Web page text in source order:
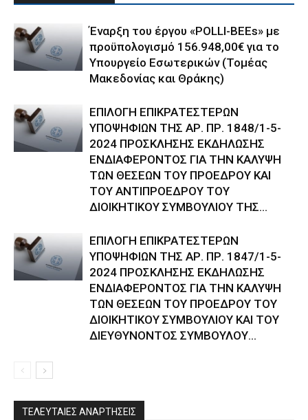
Έναρξη του έργου «POLLI-BEEs» με
προϋπολογισμό 156.948,00€ για το
Υπουργείο Εσωτερικών (Τομέας
Μακεδονίας και Θράκης)
ΕΠΙΛΟΓΗ ΕΠΙΚΡΑΤΕΣΤΕΡΩΝ
ΥΠΟΨΗΦΙΩΝ ΤΗΣ ΑΡ. ΠΡ. 1848/1-5-
2024 ΠΡΟΣΚΛΗΣΗΣ ΕΚΔΗΛΩΣΗΣ
ΕΝΔΙΑΦΕΡΟΝΤΟΣ ΓΙΑ ΤΗΝ ΚΑΛΥΨΗ
ΤΩΝ ΘΕΣΕΩΝ ΤΟΥ ΠΡΟΕΔΡΟΥ ΚΑΙ
ΤΟΥ ΑΝΤΙΠΡΟΕΔΡΟΥ ΤΟΥ
ΔΙΟΙΚΗΤΙΚΟΥ ΣΥΜΒΟΥΛΙΟΥ ΤΗΣ...
ΕΠΙΛΟΓΗ ΕΠΙΚΡΑΤΕΣΤΕΡΩΝ
ΥΠΟΨΗΦΙΩΝ ΤΗΣ ΑΡ. ΠΡ. 1847/1-5-
2024 ΠΡΟΣΚΛΗΣΗΣ ΕΚΔΗΛΩΣΗΣ
ΕΝΔΙΑΦΕΡΟΝΤΟΣ ΓΙΑ ΤΗΝ ΚΑΛΥΨΗ
ΤΩΝ ΘΕΣΕΩΝ ΤΟΥ ΠΡΟΕΔΡΟΥ ΤΟΥ
ΔΙΟΙΚΗΤΙΚΟΥ ΣΥΜΒΟΥΛΙΟΥ ΚΑΙ ΤΟΥ
ΔΙΕΥΘΥΝΟΝΤΟΣ ΣΥΜΒΟΥΛΟΥ...
ΤΕΛΕΥΤΑΙΕΣ ΑΝΑΡΤΗΣΕΙΣ